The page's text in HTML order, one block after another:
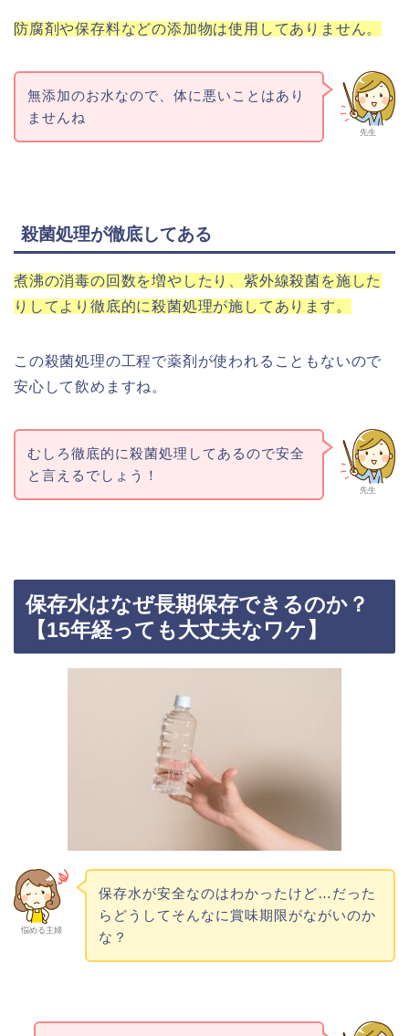
防腐剤や保存料などの添加物は使用してありません。
先生
無添加のお水なので、体に悪いことはあり
ませんね
殺菌処理が徹底してある
煮沸の消毒の回数を増やしたり、紫外線殺菌を施した
りしてより徹底的に殺菌処理が施してあります。
この殺菌処理の工程で薬剤が使われることもないので
安心して飲めますね。
先生
むしろ徹底的に殺菌処理してあるので安全
と言えるでしょう！
保存水はなぜ長期保存できるのか？
【15年経っても大丈夫なワケ】
悩める主婦
保存水が安全なのはわかったけど…だった
らどうしてそんなに賞味期限がながいのか
な？